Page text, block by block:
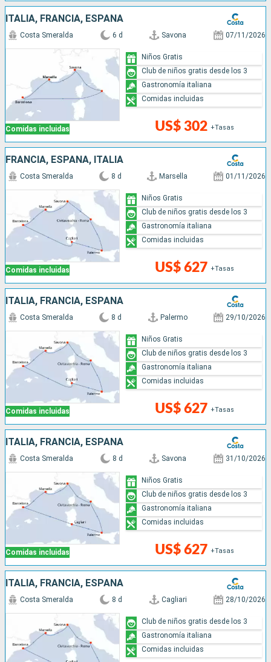
ITALIA, FRANCIA, ESPAÑA
Comidas incluidas
Costa Smeralda 6 d Savona 07/11/2026
US$ 302 +Tasas
Niños Gratis
Club de niños gratis desde los 3
Gastronomía italiana
Comidas incluidas
FRANCIA, ESPAÑA, ITALIA
Comidas incluidas
Costa Smeralda 8 d Marsella 01/11/2026
US$ 627 +Tasas
Niños Gratis
Club de niños gratis desde los 3
Gastronomía italiana
Comidas incluidas
ITALIA, FRANCIA, ESPAÑA
Comidas incluidas
Costa Smeralda 8 d Palermo 29/10/2026
US$ 627 +Tasas
Niños Gratis
Club de niños gratis desde los 3
Gastronomía italiana
Comidas incluidas
ITALIA, FRANCIA, ESPAÑA
Comidas incluidas
Costa Smeralda 8 d Savona 31/10/2026
US$ 627 +Tasas
Niños Gratis
Club de niños gratis desde los 3
Gastronomía italiana
Comidas incluidas
ITALIA, FRANCIA, ESPAÑA
Costa Smeralda 8 d Cagliari 28/10/2026
Club de niños gratis desde los 3
Gastronomía italiana
Comidas incluidas